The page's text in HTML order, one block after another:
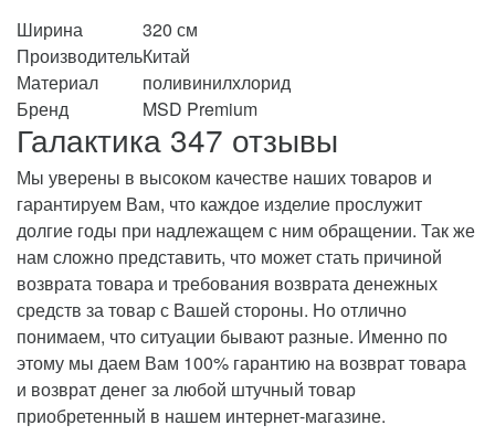
Ширина
320 см
ПроизводительКитай
Материал
поливинилхлорид
Бренд
MSD Premium
Галактика 347 отзывы
Мы уверены в высоком качестве наших товаров и
гарантируем Вам, что каждое изделие прослужит
долгие годы при надлежащем с ним обращении. Так же
нам сложно представить, что может стать причиной
возврата товара и требования возврата денежных
средств за товар с Вашей стороны. Но отлично
понимаем, что ситуации бывают разные. Именно по
этому мы даем Вам 100% гарантию на возврат товара
и возврат денег за любой штучный товар
приобретенный в нашем интернет-магазине.